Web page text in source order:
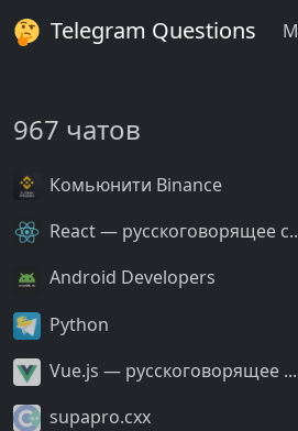
Telegram Questions
967 чатов
Комьюнити Binance
React — русскоговорящее
Android Developers
Python
Vue.js — русскоговорящее ...
supapro.cxx